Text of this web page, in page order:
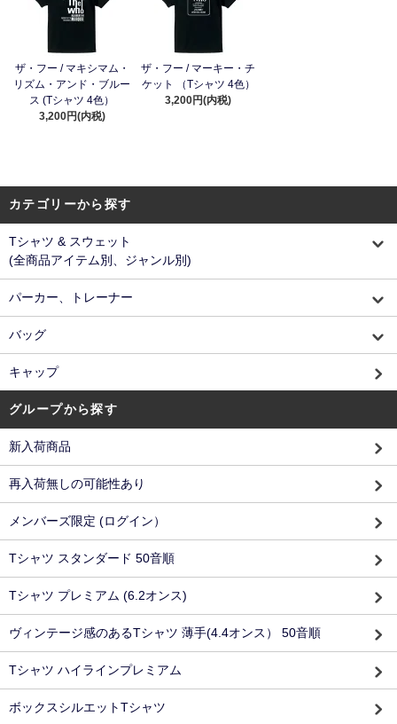
ザ・フー / マキシマム・
リズム・アンド・ブルー
ス (Tシャツ 4色）
3,200円(内税)
ザ・フー / マーキー・チ
ケット （Tシャツ 4色）
3,200円(内税)
カテゴリーから探す
Tシャツ & スウェット
(全商品アイテム別、ジャンル別)
パーカー、トレーナー
バッグ
キャップ
グループから探す
新入荷商品
再入荷無しの可能性あり
メンバーズ限定 (ログイン）
Tシャツ スタンダード 50音順
Tシャツ プレミアム (6.2オンス)
ヴィンテージ感のあるTシャツ 薄手(4.4オンス） 50音順
Tシャツ ハイラインプレミアム
ボックスシルエットTシャツ